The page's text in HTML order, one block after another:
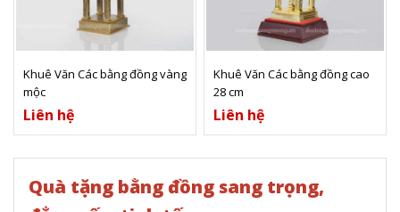
Xem thêm
Khuê Văn Các bằng đồng vàng
mộc
Liên hệ
Xem thêm
Khuê Văn Các bằng đồng cao
28 cm
Liên hệ
Quà tặng bằng đồng sang trọng,